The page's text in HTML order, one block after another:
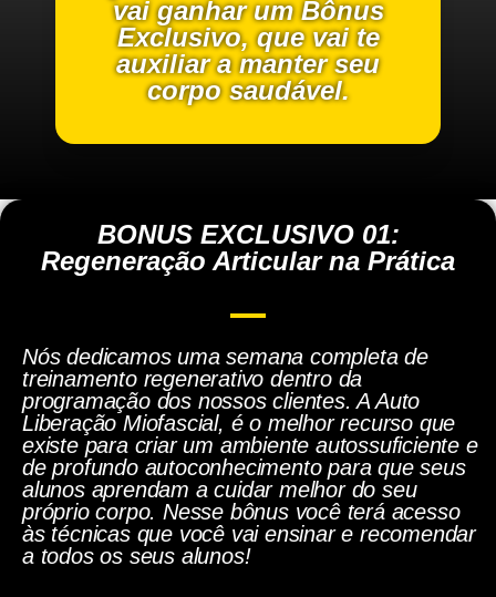
vai ganhar um Bônus
Exclusivo, que vai te
auxiliar a manter seu
corpo saudável.
BONUS EXCLUSIVO 01:
Regeneração Articular na Prática
Nós dedicamos uma semana completa de
treinamento regenerativo dentro da
programação dos nossos clientes. A Auto
Liberação Miofascial, é o melhor recurso que
existe para criar um ambiente autossuficiente e
de profundo autoconhecimento para que seus
alunos aprendam a cuidar melhor do seu
próprio corpo. Nesse bônus você terá acesso
às técnicas que você vai ensinar e recomendar
a todos os seus alunos!